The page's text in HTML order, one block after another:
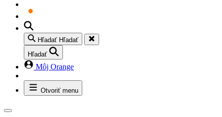
Hľadať Hľadať
Hľadať
Môj Orange
Otvoriť menu